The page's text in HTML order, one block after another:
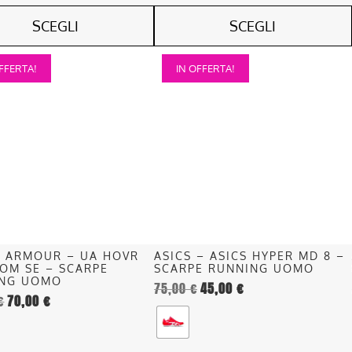
SCEGLI SCEGLI
ARMOUR – UA HOVR
SE – SCARPE
UOMO
70,00€
IN OFFERTA!
ASICS – ASICS HYPER MD 8 –
SCARPE RUNNING UOMO
75,00€45,00€
Questo
prodotto
pagina
del
prodotto